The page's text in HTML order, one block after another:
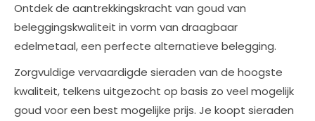
Ontdek de aantrekkingskracht van goud van
beleggingskwaliteit in vorm van draagbaar
edelmetaal, een perfecte alternatieve belegging.
Zorgvuldige vervaardigde sieraden van de hoogste
kwaliteit, telkens uitgezocht op basis zo veel mogelijk
goud voor een best mogelijke prijs. Je koopt sieraden